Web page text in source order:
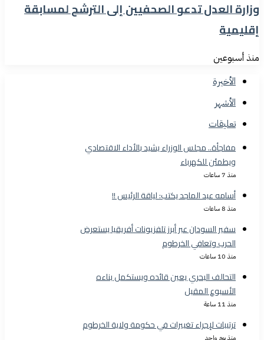
وزارة العدل تدعو الصحفيين إلى الترشح لمسابقة
إقليمية
منذ أسبوعين
الأخيرة
الأشهر
تعليقات
مفاجأة.. مجلس الوزراء يشيد بالأداء الاقتصادي
ويطمئن للكهرباء
منذ 7 ساعات
أسامه عبد الماجد يكتب: لياقة الرئيس !!
منذ 8 ساعات
سفير السودان عبر أبرز تلفزيونات أفريقيا يستعرض
الحرب وتعافي الخرطوم
منذ 10 ساعات
التحالف البحري يعين قائده ويستكمل بناءه
الأسبوع المقبل
منذ 11 ساعة
ترتيبات لإجراء تغييرات في حكومة ولاية الخرطوم